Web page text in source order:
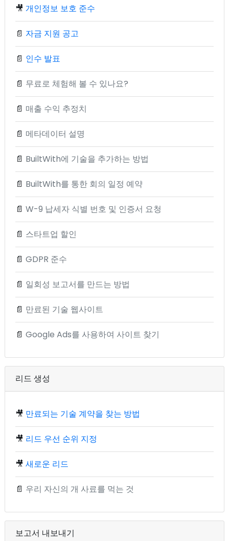
🎥 개인정보 보호 준수
📄 자금 지원 공고
📄 인수 발표
📄 무료로 체험해 볼 수 있나요?
📄 매출 수익 추정치
📄 메타데이터 설명
📄 BuiltWith에 기술을 추가하는 방법
📄 BuiltWith를 통한 회의 일정 예약
📄 W-9 납세자 식별 번호 및 인증서 요청
📄 스타트업 할인
📄 GDPR 준수
📄 일회성 보고서를 만드는 방법
📄 만료된 기술 웹사이트
📄 Google Ads를 사용하여 사이트 찾기
리드 생성
🎥 만료되는 기술 계약을 찾는 방법
🎥 리드 우선 순위 지정
🎥 새로운 리드
📄 우리 자신의 개 사료를 먹는 것
보고서 내보내기